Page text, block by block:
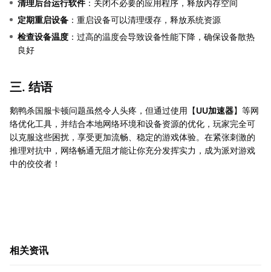
清理后台运行软件：关闭不必要的应用程序，释放内存空间
定期重启设备 ：重启设备可以清理缓存，释放系统资源
检查设备温度 ：过高的温度会导致设备性能下降，确保设备散热
良好
三. 结语
鹅鸭杀国服卡顿问题虽然令人头疼，但通过使用【UU加速器】等网
络优化工具，并结合本地网络环境和设备资源的优化，玩家完全可
以克服这些困扰，享受更加流畅、稳定的游戏体验。在紧张刺激的
推理对抗中，网络畅通无阻才能让你充分发挥实力，成为派对游戏
中的佼佼者！
相关资讯